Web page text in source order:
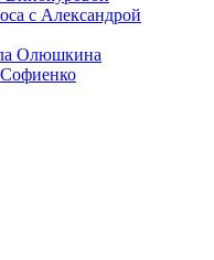
с Александрой
Олюшкина